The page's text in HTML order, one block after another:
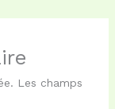
Les champs